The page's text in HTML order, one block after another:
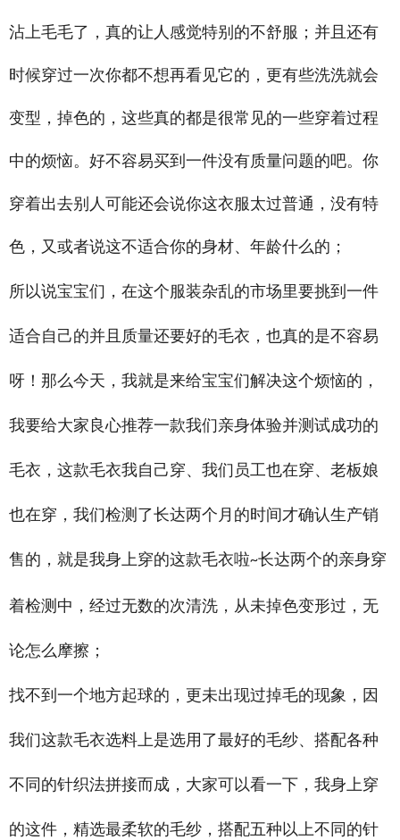
沾上毛毛了，真的让人感觉特别的不舒服；并且还有
时候穿过一次你都不想再看见它的，更有些洗洗就会
变型，掉色的，这些真的都是很常见的一些穿着过程
中的烦恼。好不容易买到一件没有质量问题的吧。你
穿着出去别人可能还会说你这衣服太过普通，没有特
色，又或者说这不适合你的身材、年龄什么的；
所以说宝宝们，在这个服装杂乱的市场里要挑到一件
适合自己的并且质量还要好的毛衣，也真的是不容易
呀！那么今天，我就是来给宝宝们解决这个烦恼的，
我要给大家良心推荐一款我们亲身体验并测试成功的
毛衣，这款毛衣我自己穿、我们员工也在穿、老板娘
也在穿，我们检测了长达两个月的时间才确认生产销
售的，就是我身上穿的这款毛衣啦~长达两个的亲身穿
着检测中，经过无数的次清洗，从未掉色变形过，无
论怎么摩擦；
找不到一个地方起球的，更未出现过掉毛的现象，因
我们这款毛衣选料上是选用了最好的毛纱、搭配各种
不同的针织法拼接而成，大家可以看一下，我身上穿
的这件，精选最柔软的毛纱，搭配五种以上不同的针